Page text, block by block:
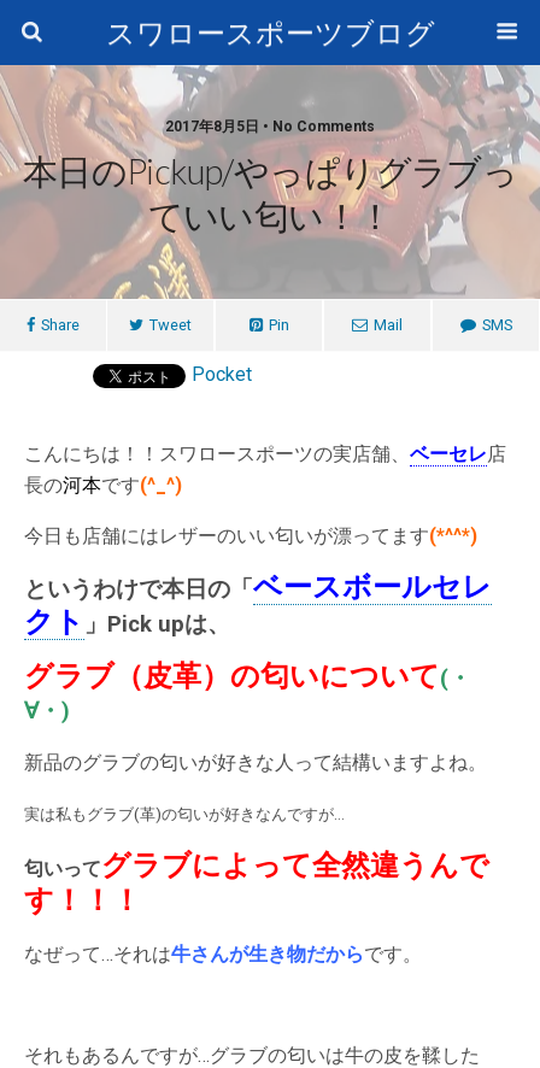
スワロースポーツブログ
2017年8月5日 • No Comments
本日のPickup/やっぱりグラブっ
ていい匂い！！
Share Tweet Pin Mail SMS
Pocket
こんにちは！！スワロースポーツの実店舗、 ベーセレ店
長の河本です(^_^)
今日も店舗にはレザーのいい匂いが漂ってます(*^^*)
というわけで本日の「 ベースボールセレ
クト 」Pick upは、
グラブ（皮革）の匂いについて(・
∀・)
新品のグラブの匂いが好きな人って結構いますよね。
実は私もグラブ(革)の匂いが好きなんですが…
匂いってグラブによって全然違うんで
す！！！
なぜって…それは牛さんが生き物だからです。
それもあるんですが…グラブの匂いは牛の皮を鞣した